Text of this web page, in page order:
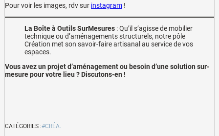
Pour voir les images, rdv sur instagram !
La Boîte à Outils SurMesures : Qu’il s’agisse de mobilier
technique ou d’aménagements structurels, notre pôle
Création met son savoir-faire artisanal au service de vos
espaces.
Vous avez un projet d’aménagement ou besoin d’une solution sur-
mesure pour votre lieu ? Discutons-en !
CATÉGORIES :#CRÉA.